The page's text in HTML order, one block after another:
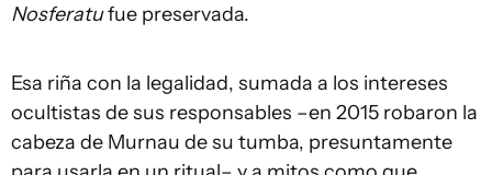
Nosferatufue preservada.
Esa riña con la legalidad, sumada a los intereses
ocultistas de sus responsables –en 2015 robaron la
cabeza de Murnau de su tumba, presuntamente